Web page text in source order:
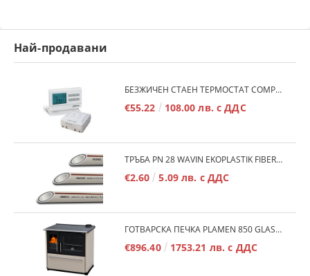
Най-продавани
БЕЗЖИЧЕН СТАЕН ТЕРМОСТАТ COMPUTHERM Q7RF
€55.22 108.00 лв. с ДДС
ТРЪБА PN 28 WAVIN EKOPLASTIK FIBER BASALT PLUS - 3М/БР.
€2.60 5.09 лв. с ДДС
ГОТВАРСКА ПЕЧКА PLAMEN 850 GLAS 11KW
€896.40 1753.21 лв. с ДДС